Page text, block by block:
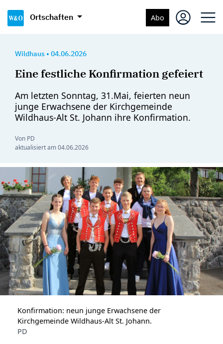
Ortschaften Abo
Wildhaus • 04.06.2026
Eine festliche Konfirmation gefeiert
Am letzten Sonntag, 31.Mai, feierten neun
junge Erwachsene der Kirchgemeinde
Wildhaus-Alt St. Johann ihre Konfirmation.
Von PD
aktualisiert am04.06.2026
Konfirmation: neun junge Erwachsene der
Kirchgemeinde Wildhaus-Alt St. Johann.
PD